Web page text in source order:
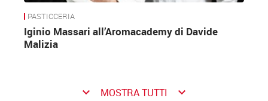
PASTICCERIA
Iginio Massari all’Aromacademy di Davide
Malizia
keyboard_arrow_down MOSTRA TUTTI keyboard_arrow_down